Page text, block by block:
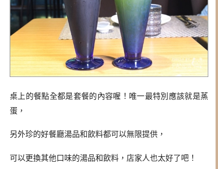
桌上的餐點全都是套餐的內容喔！唯一最特別應該就是蒸
蛋，
另外珍的好餐廳湯品和飲料都可以無限提供，
可以更換其他口味的湯品和飲料，店家人也太好了吧！